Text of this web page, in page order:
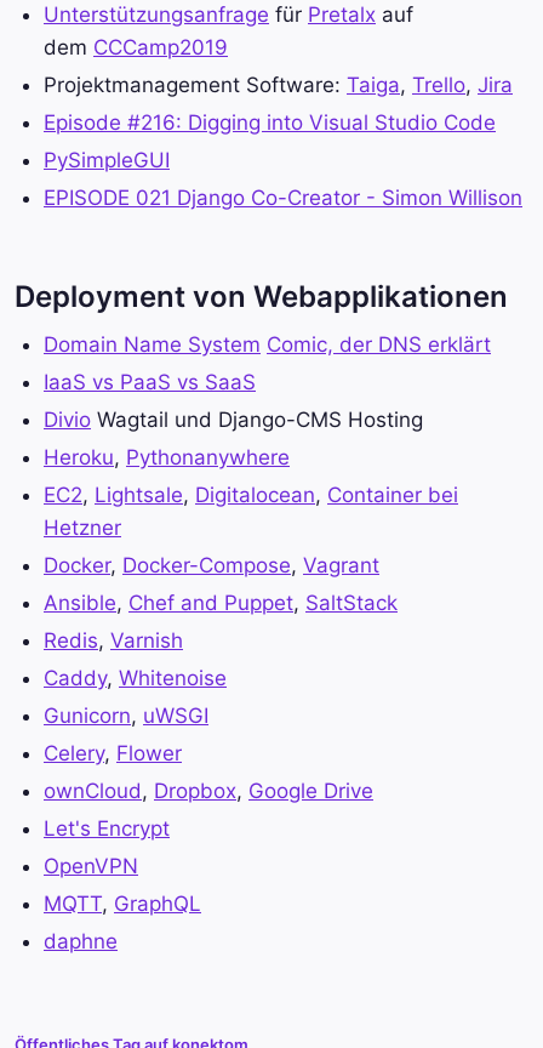
Unterstützungsanfrage für Pretalx auf
dem CCCamp2019
Projektmanagement Software: Taiga, Trello, Jira
Episode #216: Digging into Visual Studio Code
PySimpleGUI
EPISODE 021 Django Co-Creator - Simon Willison
Deployment von Webapplikationen
Domain Name System Comic, der DNS erklärt
IaaS vs PaaS vs SaaS
Divio Wagtail und Django-CMS Hosting
Heroku, Pythonanywhere
EC2, Lightsale, Digitalocean, Container bei
Hetzner
Docker, Docker-Compose, Vagrant
Ansible, Chef and Puppet, SaltStack
Redis, Varnish
Caddy, Whitenoise
Gunicorn, uWSGI
Celery, Flower
ownCloud, Dropbox, Google Drive
Let's Encrypt
OpenVPN
MQTT, GraphQL
daphne
Öffentliches Tag auf konektom